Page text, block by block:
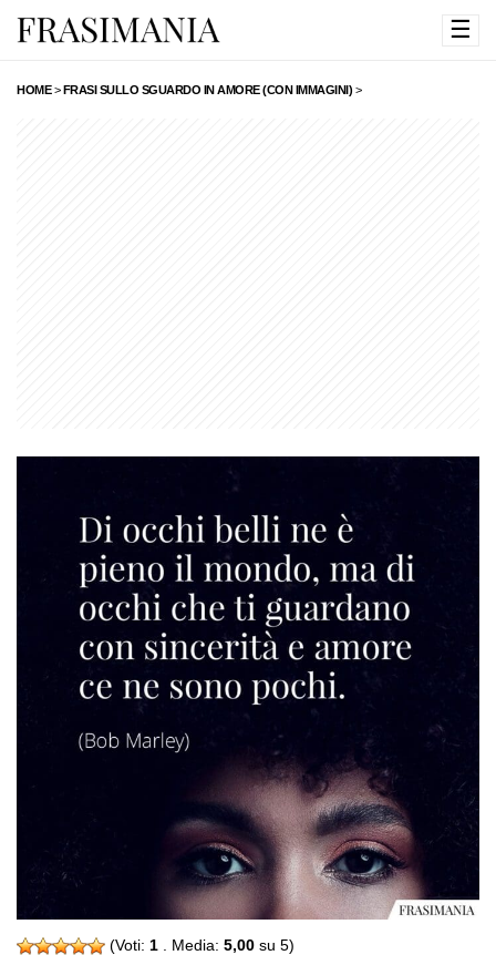
☰
HOME>FRASI SULLO SGUARDO IN AMORE (CON IMMAGINI) >
(Voti: 1 . Media: 5,00 su 5)